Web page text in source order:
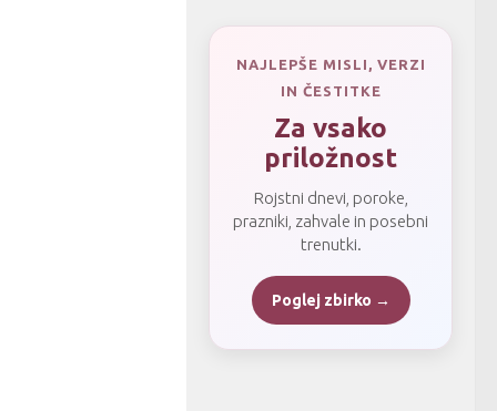
NAJLEPŠE MISLI, VERZI
IN ČESTITKE
Za vsako
priložnost
Rojstni dnevi, poroke,
prazniki, zahvale in posebni
trenutki.
Poglej zbirko →